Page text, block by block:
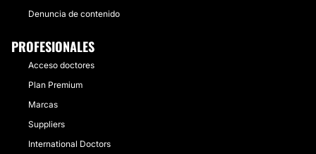
Denuncia de contenido
PROFESIONALES
Acceso doctores
Plan Premium
Marcas
Suppliers
International Doctors